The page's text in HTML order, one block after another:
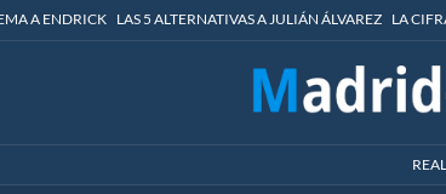
A ENDRICK LAS 5 ALTERNATIVAS A JULIÁN ÁLVAREZ LA